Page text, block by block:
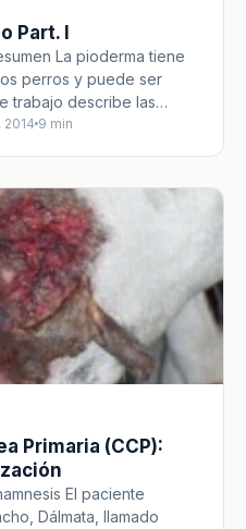
Part. I
La pioderma tiene
perros y puede ser
trabajo describe las…
2014 9 min
Primaria (CCP):
El paciente
Dálmata, llamado